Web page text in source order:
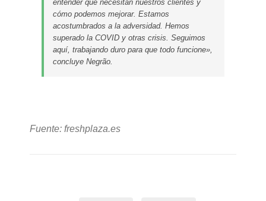
entender qué necesitan nuestros clientes y
cómo podemos mejorar. Estamos
acostumbrados a la adversidad. Hemos
superado la COVID y otras crisis. Seguimos
aquí, trabajando duro para que todo funcione»,
concluye Negrão.
Fuente: freshplaza.es